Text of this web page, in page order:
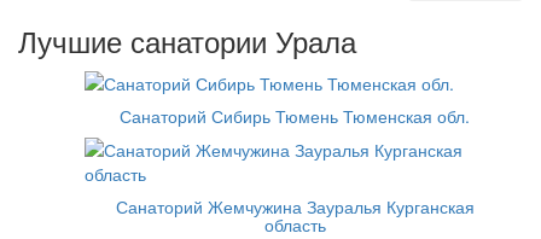
Лучшие санатории Урала
Санаторий Сибирь Тюмень Тюменская обл.
Санаторий Жемчужина Зауралья Курганская
область